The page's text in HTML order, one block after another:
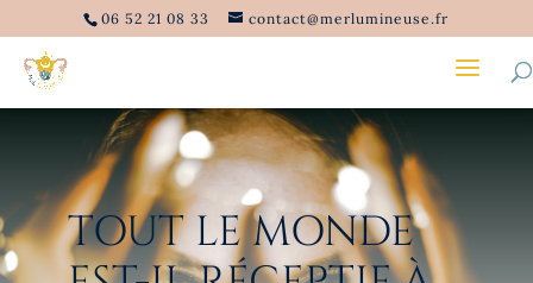
06 52 21 08 33 contact@merlumineuse.fr
TOUT LE MONDE